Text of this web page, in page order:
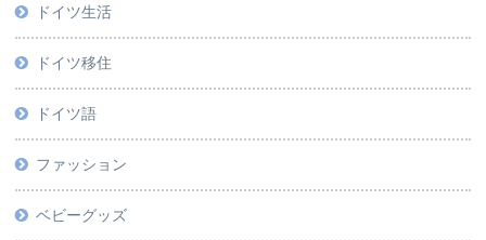
ドイツ生活
ドイツ移住
ドイツ語
ファッション
ベビーグッズ